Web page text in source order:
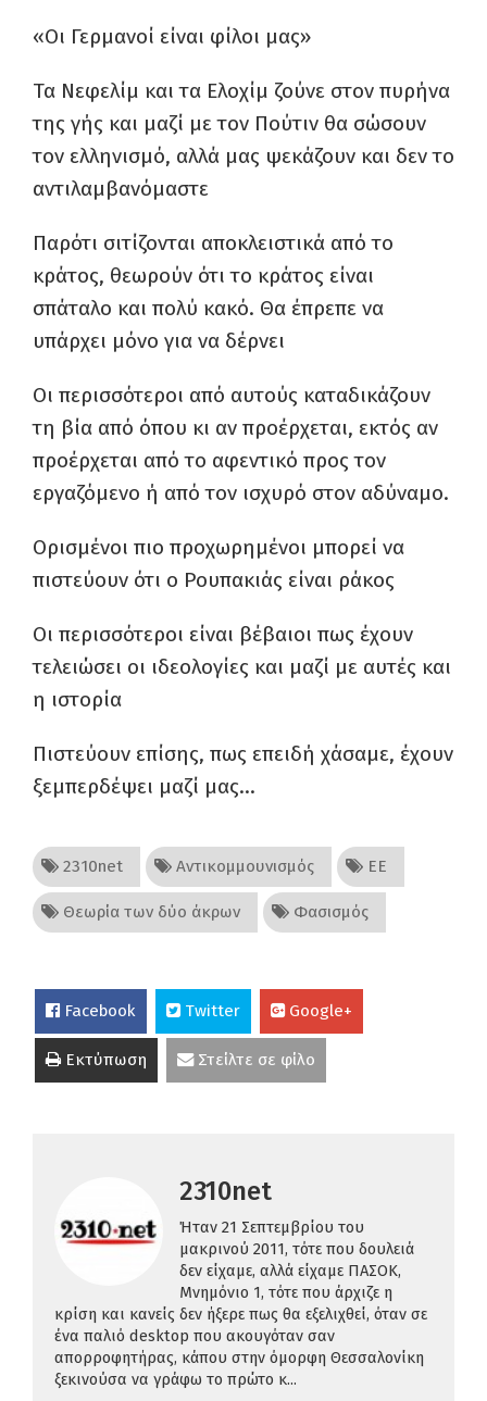
«Οι Γερμανοί είναι φίλοι μας»
Τα Νεφελίμ και τα Ελοχίμ ζούνε στον πυρήνα
της γής και μαζί με τον Πούτιν θα σώσουν
τον ελληνισμό, αλλά μας ψεκάζουν και δεν το
αντιλαμβανόμαστε
Παρότι σιτίζονται αποκλειστικά από το
κράτος, θεωρούν ότι το κράτος είναι
σπάταλο και πολύ κακό. Θα έπρεπε να
υπάρχει μόνο για να δέρνει
Οι περισσότεροι από αυτούς καταδικάζουν
τη βία από όπου κι αν προέρχεται, εκτός αν
προέρχεται από το αφεντικό προς τον
εργαζόμενο ή από τον ισχυρό στον αδύναμο.
Ορισμένοι πιο προχωρημένοι μπορεί να
πιστεύουν ότι ο Ρουπακιάς είναι ράκος
Οι περισσότεροι είναι βέβαιοι πως έχουν
τελειώσει οι ιδεολογίες και μαζί με αυτές και
η ιστορία
Πιστεύουν επίσης, πως επειδή χάσαμε, έχουν
ξεμπερδέψει μαζί μας…
2310net Αντικομμουνισμός ΕΕ
Θεωρία των δύο άκρων Φασισμός
Facebook Twitter Google+
Εκτύπωση Στείλτε σε φίλο
2310net
Ήταν 21 Σεπτεμβρίου του
μακρινού 2011, τότε που δουλειά
δεν είχαμε, αλλά είχαμε ΠΑΣΟΚ,
Μνημόνιο 1, τότε που άρχιζε η
κρίση και κανείς δεν ήξερε πως θα εξελιχθεί, όταν σε
ένα παλιό desktop που ακουγόταν σαν
απορροφητήρας, κάπου στην όμορφη Θεσσαλονίκη
ξεκινούσα να γράφω το πρώτο κ...